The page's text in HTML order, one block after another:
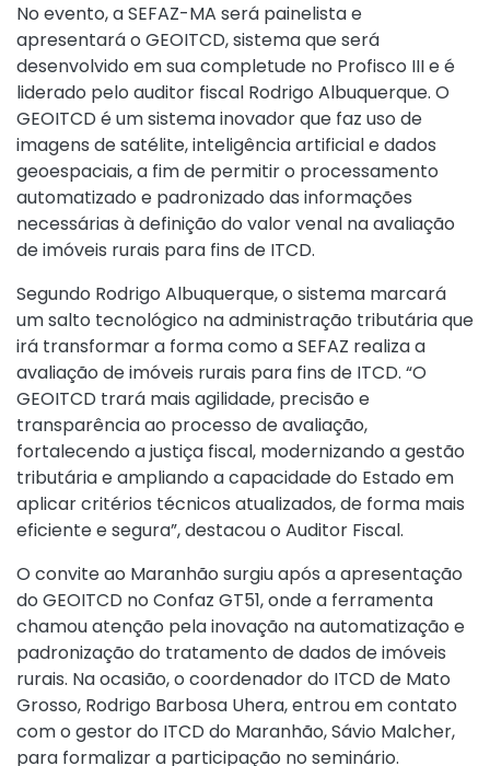
No evento, a SEFAZ-MA será painelista e
apresentará o GEOITCD, sistema que será
desenvolvido em sua completude no Profisco III e é
liderado pelo auditor fiscal Rodrigo Albuquerque. O
GEOITCD é um sistema inovador que faz uso de
imagens de satélite, inteligência artificial e dados
geoespaciais, a fim de permitir o processamento
automatizado e padronizado das informações
necessárias à definição do valor venal na avaliação
de imóveis rurais para fins de ITCD.
Segundo Rodrigo Albuquerque, o sistema marcará
um salto tecnológico na administração tributária que
irá transformar a forma como a SEFAZ realiza a
avaliação de imóveis rurais para fins de ITCD. “O
GEOITCD trará mais agilidade, precisão e
transparência ao processo de avaliação,
fortalecendo a justiça fiscal, modernizando a gestão
tributária e ampliando a capacidade do Estado em
aplicar critérios técnicos atualizados, de forma mais
eficiente e segura”, destacou o Auditor Fiscal.
O convite ao Maranhão surgiu após a apresentação
do GEOITCD no Confaz GT51, onde a ferramenta
chamou atenção pela inovação na automatização e
padronização do tratamento de dados de imóveis
rurais. Na ocasião, o coordenador do ITCD de Mato
Grosso, Rodrigo Barbosa Uhera, entrou em contato
com o gestor do ITCD do Maranhão, Sávio Malcher,
para formalizar a participação no seminário.